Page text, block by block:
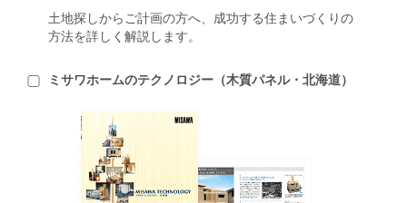
土地探しからご計画の方へ、成功する住まいづくりの
方法を詳しく解説します。
ミサワホームのテクノロジー（木質パネル・北海道）